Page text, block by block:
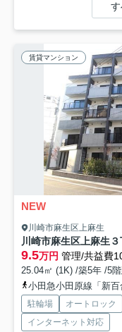
す
賃貸マンション
NEW
川崎市麻生区上麻生
川崎市麻生区上麻生
9.5万円 管理/共益費
25.04㎡ (1K) /築5年 /5
小田急小田原線「新
駐輪場 オートロック
インターネット対応